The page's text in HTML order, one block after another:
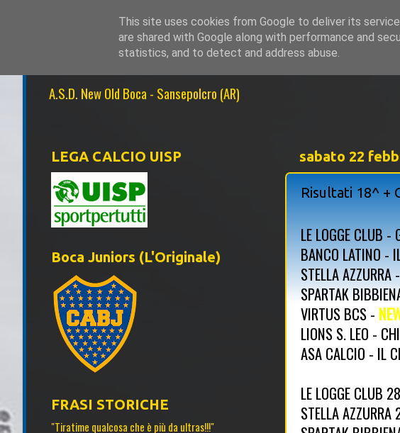
NEW OLD BOCA 1999
A.S.D. New Old Boca - Sansepolcro (AR)
sabato 22
Risultati 18^ +
LE LOGGE CLUB -
BANCO LATINO -
STELLA
SPARTAK
VIRTUS BCS -
LIONS S. LEO -
ASA CALCIO - IL
LE LOGGE CLUB 28
STELLA AZZURRA
LEGA CALCIO UISP
Boca Juniors (L'Originale)
FRASI STORICHE
"Tiratime qualcosa che è più da ultras!!!"
This site uses cookies from Google to deliver its
are shared with Google along with performance and
statistics, and to detect and address abuse.